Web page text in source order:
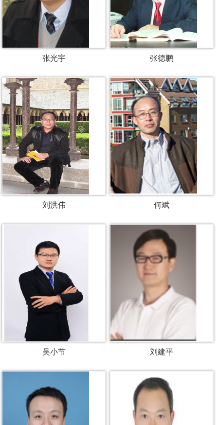
张光宇 张德鹏
刘洪伟 何斌
吴小节 刘建平